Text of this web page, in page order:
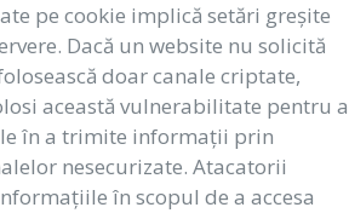
pe cookie implică setări greșite
Dacă un website nu solicită
doar canale criptate,
această vulnerabilitate pentru a
în a trimite informații prin
nesecurizate. Atacatorii
în scopul de a accesa